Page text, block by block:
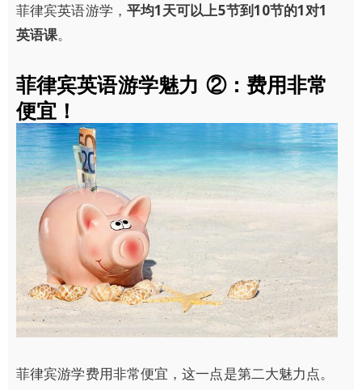
菲律宾英语游学， 平均1天可以上5节到10节的1对1
英语课。
菲律宾英语游学魅力 ②：费用非常
便宜！
菲律宾游学费用非常便宜，这一点是第二大魅力点。